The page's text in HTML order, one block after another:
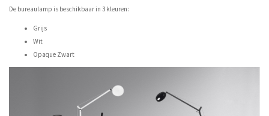
De bureaulamp is beschikbaar in 3 kleuren:
Grijs
Wit
Opaque Zwart